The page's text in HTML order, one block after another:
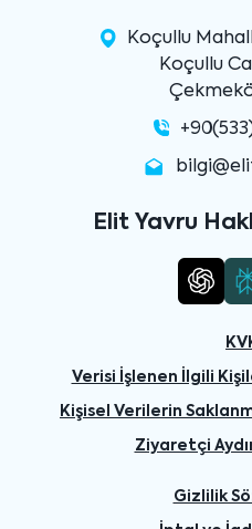
Koçullu
Koçullu
Elit Yavru
Verisi İşlenen İlgili
Kişisel Verilerin
Ziyaretçi
Gizlilik